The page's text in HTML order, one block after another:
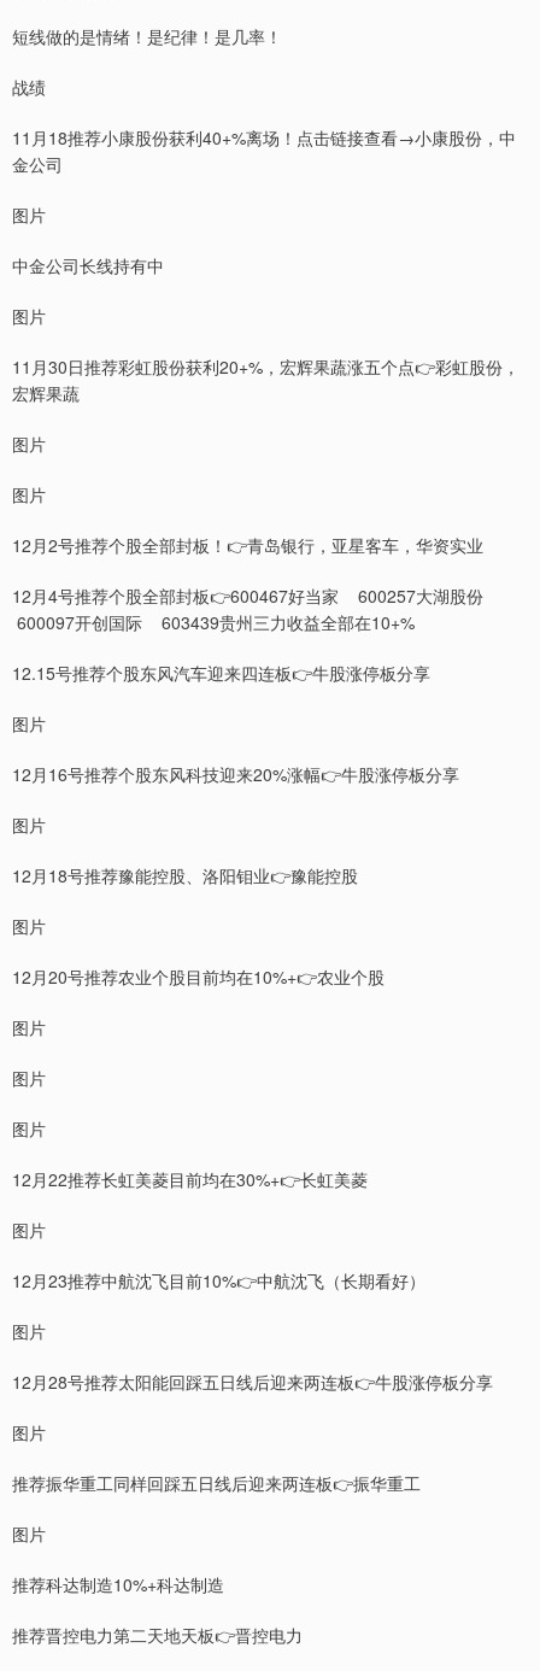
短线做的是情绪！是纪律！是几率！
战绩
11月18推荐小康股份获利40+%离场！点击链接查看→小康股份，中
金公司
图片
中金公司长线持有中
图片
11月30日推荐彩虹股份获利20+%，宏辉果蔬涨五个点👉彩虹股份，
宏辉果蔬
图片
图片
12月2号推荐个股全部封板！👉青岛银行，亚星客车，华资实业
12月4号推荐个股全部封板👉600467好当家 600257大湖股份
600097开创国际 603439贵州三力收益全部在10+%
12.15号推荐个股东风汽车迎来四连板👉牛股涨停板分享
图片
12月16号推荐个股东风科技迎来20%涨幅👉牛股涨停板分享
图片
12月18号推荐豫能控股、洛阳钼业👉豫能控股
图片
12月20号推荐农业个股目前均在10%+👉农业个股
图片
图片
图片
12月22推荐长虹美菱目前均在30%+👉长虹美菱
图片
12月23推荐中航沈飞目前10%👉中航沈飞（长期看好）
图片
12月28号推荐太阳能回踩五日线后迎来两连板👉牛股涨停板分享
图片
推荐振华重工同样回踩五日线后迎来两连板👉振华重工
图片
推荐科达制造10%+科达制造
推荐晋控电力第二天地天板👉晋控电力